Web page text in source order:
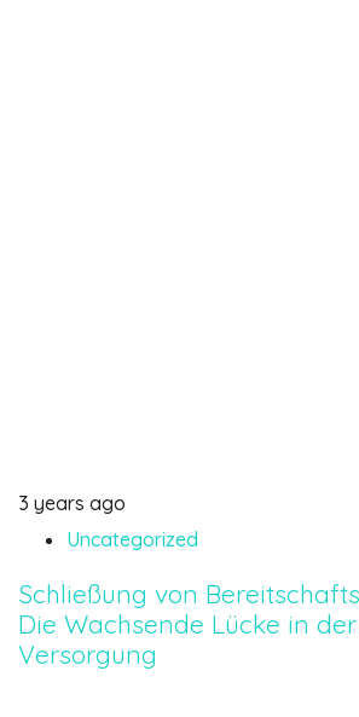
3 years ago
Uncategorized
Schließung von
Die Wachsende Lücke in
Versorgung